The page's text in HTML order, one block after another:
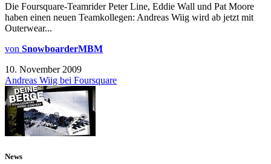
Die Foursquare-Teamrider Peter Line, Eddie Wall und Pat Moore
haben einen neuen Teamkollegen: Andreas Wiig wird ab jetzt mit
Outerwear...
von SnowboarderMBM
10. November 2009
Andreas Wiig bei Foursquare
News